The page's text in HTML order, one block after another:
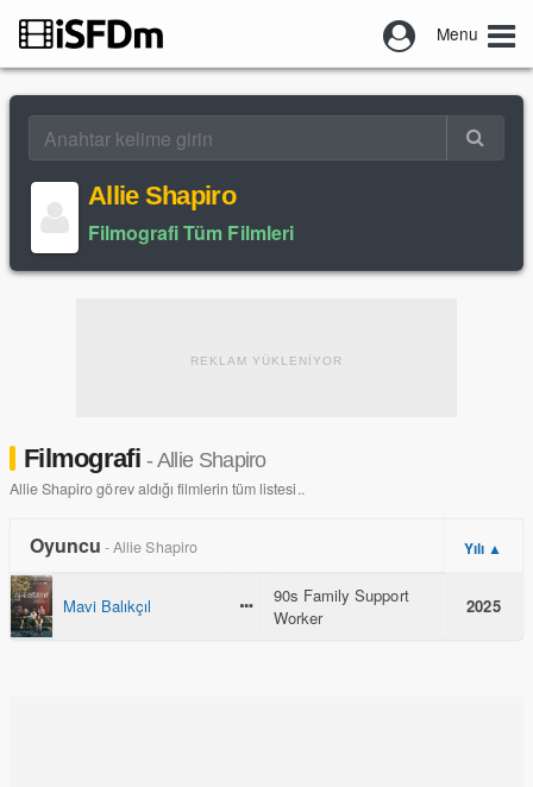
Menu
Allie Shapiro
Filmografi Tüm Filmleri
REKLAM YÜKLENİYOR
Filmografi- Allie Shapiro
Allie Shapiro görev aldığı filmlerin tüm listesi..
Oyuncu - Allie Shapiro Yılı ▲
Mavi Balıkçıl
90s Family Support
Worker
2025